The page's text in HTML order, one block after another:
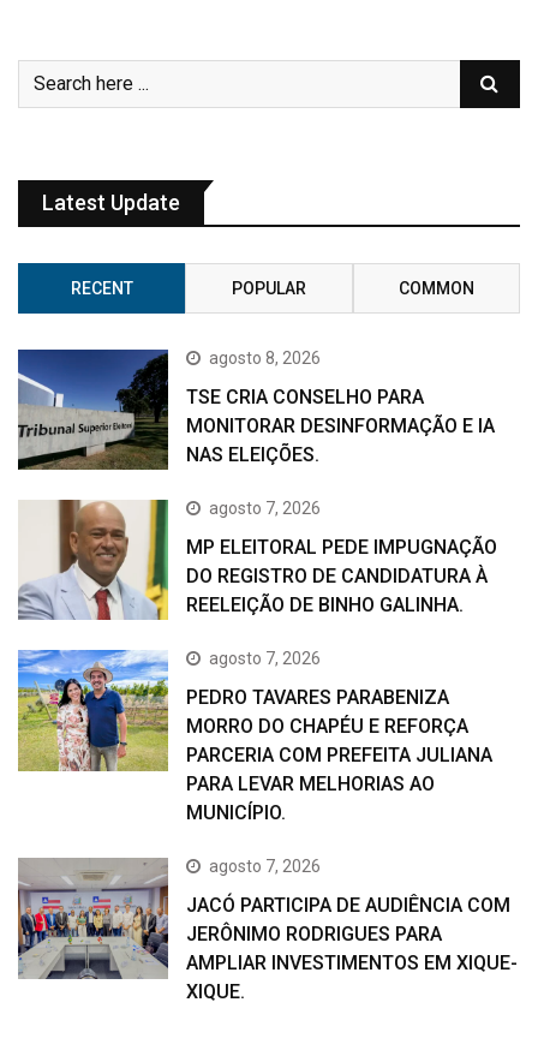
Latest Update
RECENT POPULAR COMMON
agosto 8, 2026
TSE CRIA CONSELHO PARA
MONITORAR DESINFORMAÇÃO E IA
NAS ELEIÇÕES.
agosto 7, 2026
MP ELEITORAL PEDE IMPUGNAÇÃO
DO REGISTRO DE CANDIDATURA À
REELEIÇÃO DE BINHO GALINHA.
agosto 7, 2026
PEDRO TAVARES PARABENIZA
MORRO DO CHAPÉU E REFORÇA
PARCERIA COM PREFEITA JULIANA
PARA LEVAR MELHORIAS AO
MUNICÍPIO.
agosto 7, 2026
JACÓ PARTICIPA DE AUDIÊNCIA COM
JERÔNIMO RODRIGUES PARA
AMPLIAR INVESTIMENTOS EM XIQUE-
XIQUE.